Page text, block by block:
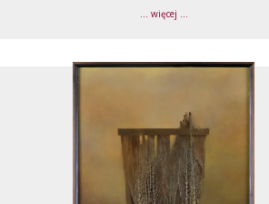
... więcej ...